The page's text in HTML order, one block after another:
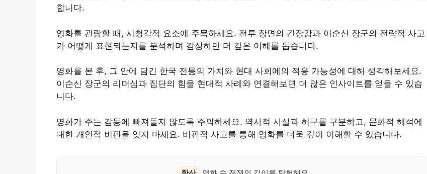
합니다.
영화를 관람할 때, 시청각적 요소에 주목하세요. 전투 장면의 긴장감과 이순신 장군의 전략적 사고
가 어떻게 표현되는지를 분석하며 감상하면 더 깊은 이해를 돕습니다.
영화를 본 후, 그 안에 담긴 한국 전통의 가치와 현대 사회에의 적용 가능성에 대해 생각해보세요.
이순신 장군의 리더십과 집단의 힘을 현대적 사례와 연결해보면 더 많은 인사이트를 얻을 수 있습
니다.
영화가 주는 감동에 빠져들지 않도록 주의하세요. 역사적 사실과 허구를 구분하고, 문화적 해석에
대한 개인적 비판을 잊지 마세요. 비판적 사고를 통해 영화를 더욱 깊이 이해할 수 있습니다.